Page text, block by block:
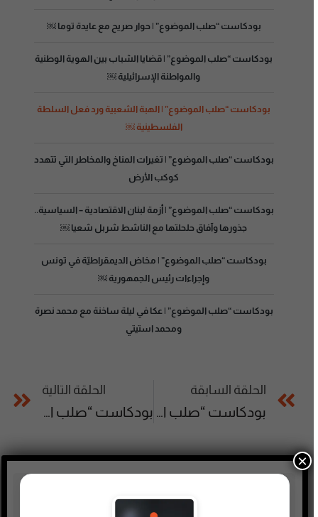
بودكاست “صلب الموضوع” | حوار صريح مع عايدة توما ￼
بودكاست “صلب الموضوع” | قضايا الشباب بين الهوية الوطنية
والمواطنة الإسرائيلية ￼
بودكاست “صلب الموضوع” | الهبة الشعبية ورد فعل السلطة
الفلسطينية ￼
بودكاست “صلب الموضوع” | تغيرات المناخ والمخاطر التي تتهدد
كوكب الأرض
بودكاست “صلب الموضوع” | أزمة لبنان الاقتصادية – السياسية..
جذورها وآفاق حلحلتها مع الناشط شربل شعيا ￼
بودكاست “صلب الموضوع” | مخاض الديمقراطيّة في تونس
وإجراءات رئيس الجمهورية ￼
بودكاست “صلب الموضوع” | عكا في ليلة ساخنة مع محمد نصرة
ومحمد استيتي
الحلقة السابقة
بودكاست “صلب الموضوع” | قضايا الشباب بين الهوية الوطنية والمواطنة الإسرائيلية ￼
الحلقة التالية
بودكاست “صلب الموضوع” | تغيرات المناخ والمخاطر التي تتهدد كوكب الأرض
تصنيفات البودكاست
×